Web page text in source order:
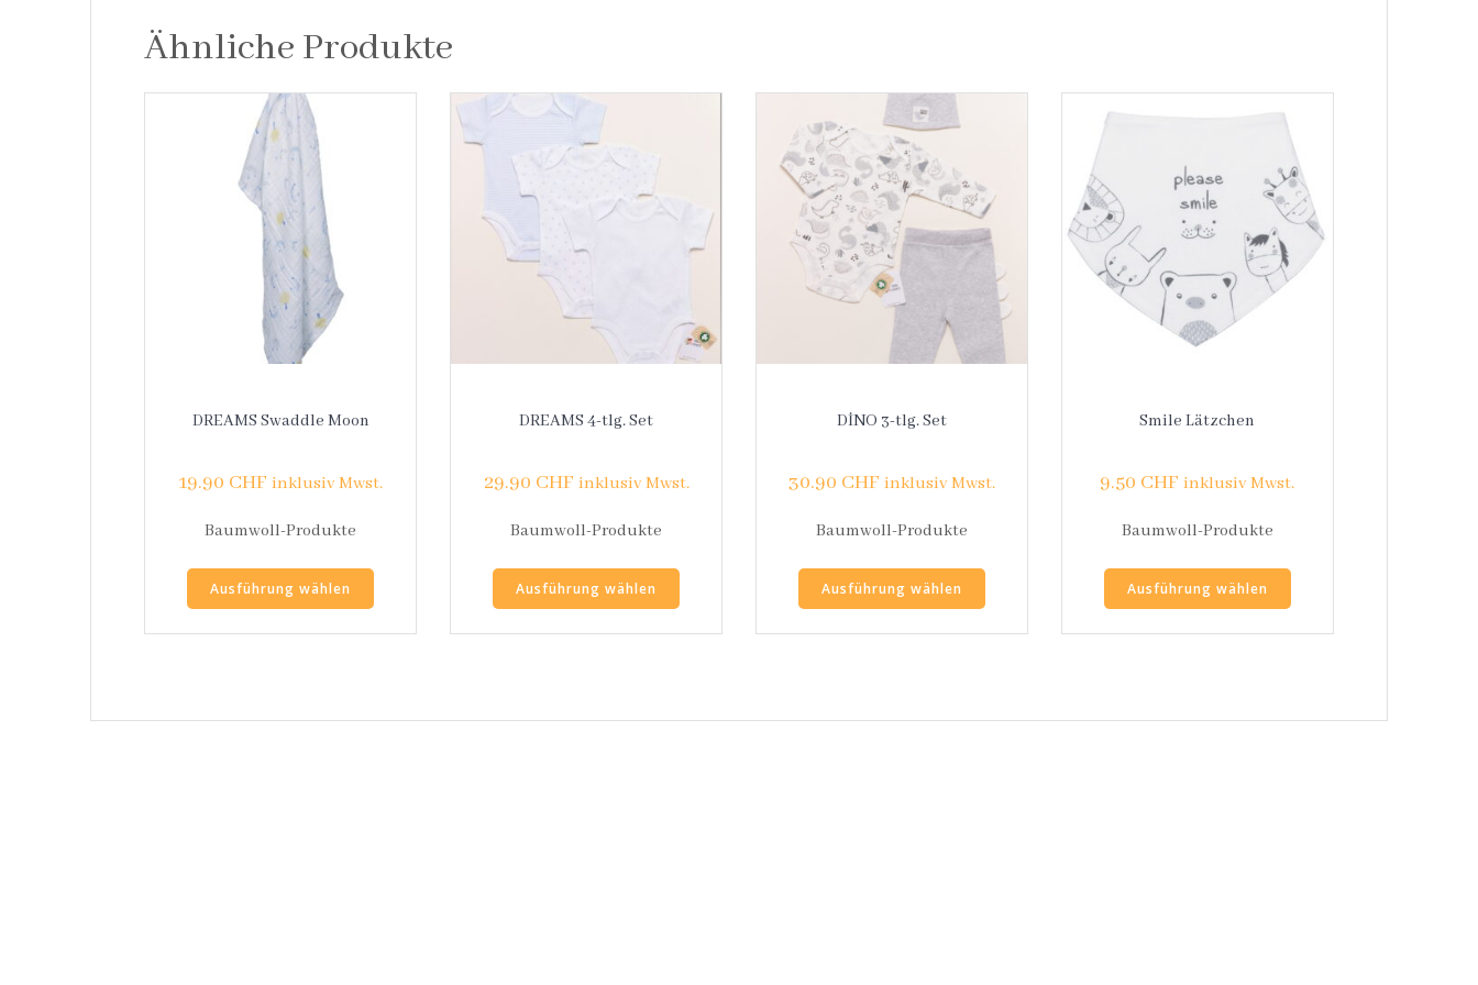
Ähnliche Produkte
DREAMS Swaddle Moon
19.90 CHF inklusiv Mwst.
Baumwoll-Produkte
Ausführung wählen
DREAMS 4-tlg. Set
29.90 CHF inklusiv Mwst.
Baumwoll-Produkte
Ausführung wählen
DİNO 3-tlg. Set
30.90 CHF inklusiv Mwst.
Baumwoll-Produkte
Ausführung wählen
Smile Lätzchen
9.50 CHF inklusiv Mwst.
Baumwoll-Produkte
Ausführung wählen